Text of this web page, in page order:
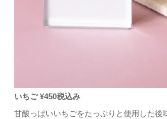
いちご ¥450税込み
甘酸っぱいいちごをたっぷりと使用した後